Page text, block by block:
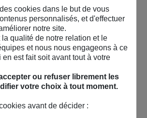
cookies dans le but de vous
personnalisés, et d'effectuer
notre site.
la qualité de notre relation et le
et nous nous engageons à ce
est fait soit avant tout à votre
ou refuser librement les
votre choix à tout moment.
avant de décider :